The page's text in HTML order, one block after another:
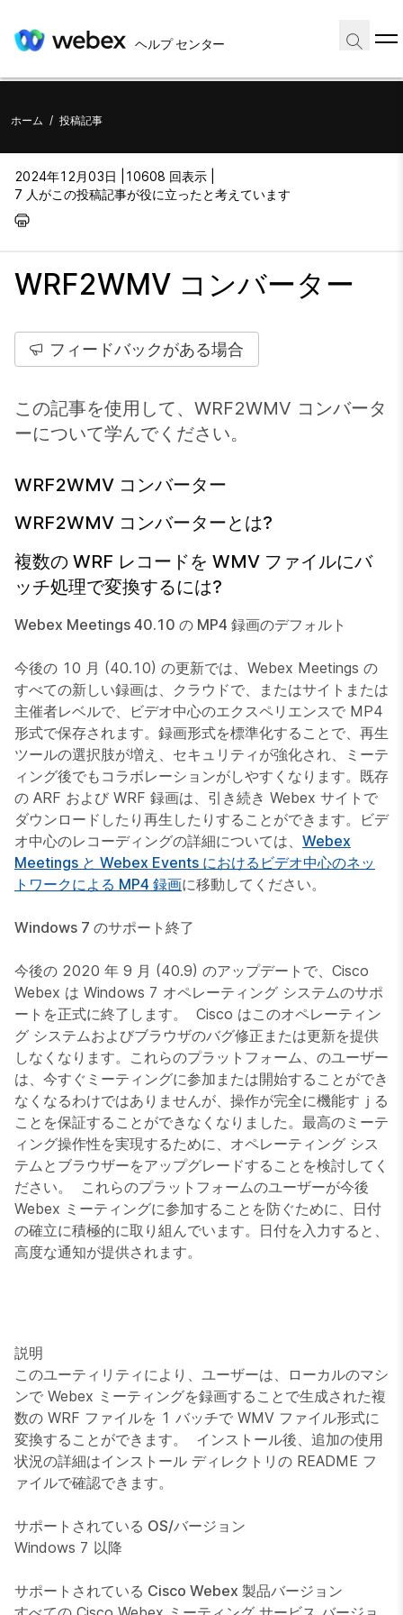
ヘルプ センター
ホーム / 投稿記事
2024年12月03日 |
10608 回表示 |
7 人がこの投稿記事が役に立ったと考えています
WRF2WMV コンバーター
フィードバックがある場合
この記事を使用して、WRF2WMV コンバータ
ーについて学んでください。
WRF2WMV コンバーター
WRF2WMV コンバーターとは?
複数の WRF レコードを WMV ファイルにバ
ッチ処理で変換するには?
Webex Meetings 40.10 の MP4 録画のデフォルト
今後の 10 月 (40.10) の更新では、Webex Meetings の
すべての新しい録画は、クラウドで、またはサイトまたは
主催者レベルで、ビデオ中心のエクスペリエンスで MP4
形式で保存されます。録画形式を標準化することで、再生
ツールの選択肢が増え、セキュリティが強化され、ミーテ
ィング後でもコラボレーションがしやすくなります。既存
の ARF および WRF 録画は、引き続き Webex サイトで
ダウンロードしたり再生したりすることができます。ビデ
オ中心のレコーディングの詳細については、 Webex
Meetings と Webex Events におけるビデオ中心のネッ
トワークによる MP4 録画に移動してください。
Windows 7 のサポート終了
今後の 2020 年 9 月 (40.9) のアップデートで、Cisco
Webex は Windows 7 オペレーティング システムのサポ
ートを正式に終了します。 Cisco はこのオペレーティン
グ システムおよびブラウザのバグ修正または更新を提供
しなくなります。これらのプラットフォーム、のユーザー
は、今すぐミーティングに参加または開始することができ
なくなるわけではありませんが、操作が完全に機能すｊる
ことを保証することができなくなりました。最高のミーテ
ィング操作性を実現するために、オペレーティング シス
テムとブラウザーをアップグレードすることを検討してく
ださい。 これらのプラットフォームのユーザーが今後
Webex ミーティングに参加することを防ぐために、日付
の確立に積極的に取り組んでいます。日付を入力すると、
高度な通知が提供されます。
説明
このユーティリティにより、ユーザーは、ローカルのマシ
ンで Webex ミーティングを録画することで生成された複
数の WRF ファイルを 1 バッチで WMV ファイル形式に
変換することができます。 インストール後、追加の使用
状況の詳細はインストール ディレクトリの README フ
ァイルで確認できます。
サポートされている OS/バージョン
Windows 7 以降
サポートされている Cisco Webex 製品バージョン